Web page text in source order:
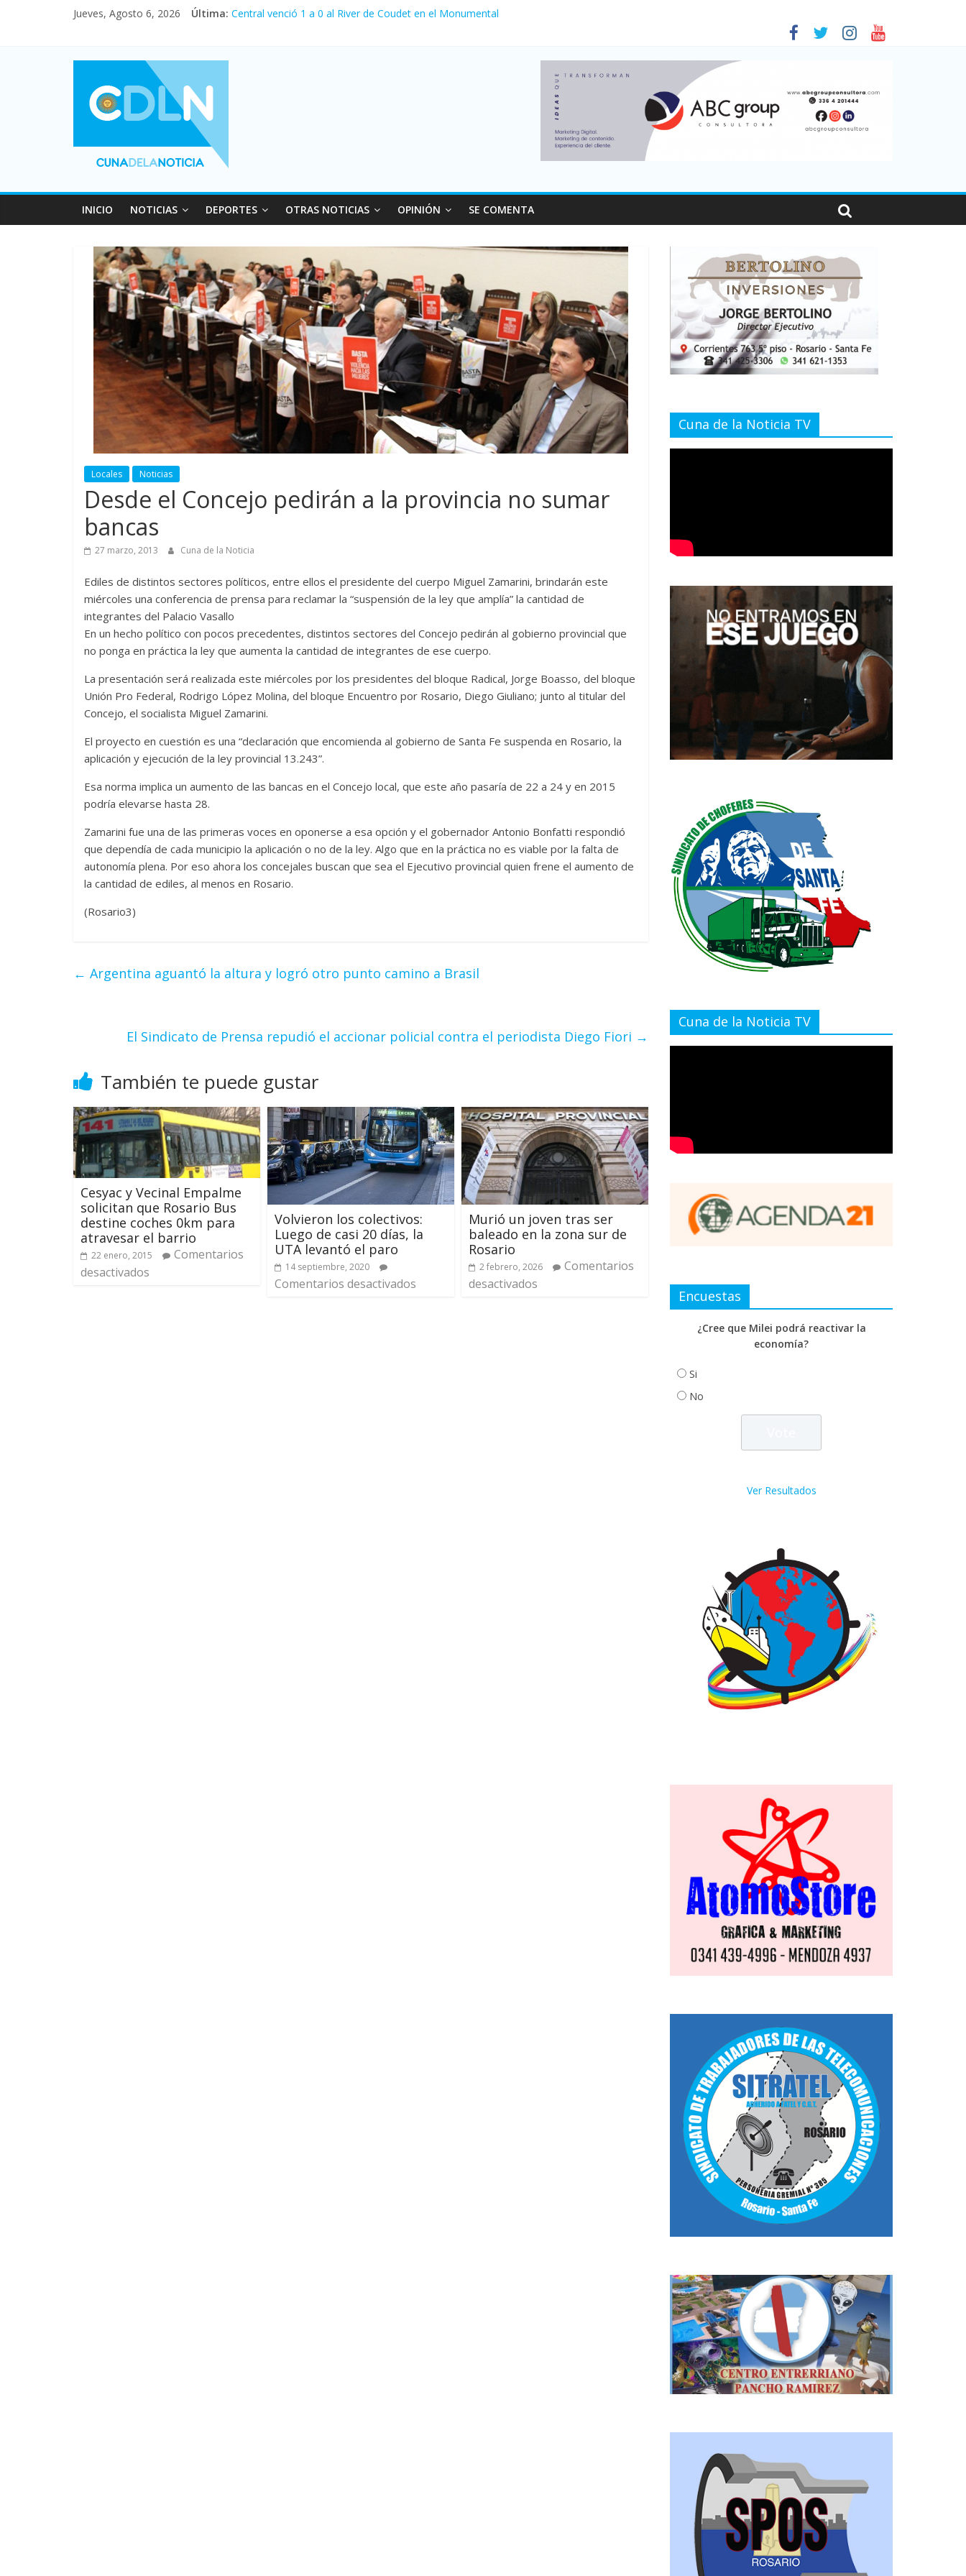
Jueves, Agosto 6, 2026 Última: Central venció 1 a 0 al River de Coudet en el Monumental
Vacaciones de invierno con más movimiento y consumo turístico: 4,6 millones de personas viajaron por el país, un 5,9% más que en 2025
Fuerte caída de la venta de autos usados en julio: bajó un 12,6% interanual
INICIO NOTICIAS DEPORTES OTRAS NOTICIAS OPINIÓN SE COMENTA
Locales Noticias
Desde el Concejo pedirán a la provincia no sumar
bancas
27 marzo, 2013 Cuna de la Noticia
Ediles de distintos sectores políticos, entre ellos el presidente del cuerpo Miguel Zamarini, brindarán este
miércoles una conferencia de prensa para reclamar la “suspensión de la ley que amplía” la cantidad de
integrantes del Palacio Vasallo
En un hecho político con pocos precedentes, distintos sectores del Concejo pedirán al gobierno provincial que
no ponga en práctica la ley que aumenta la cantidad de integrantes de ese cuerpo.
La presentación será realizada este miércoles por los presidentes del bloque Radical, Jorge Boasso, del bloque
Unión Pro Federal, Rodrigo López Molina, del bloque Encuentro por Rosario, Diego Giuliano; junto al titular del
Concejo, el socialista Miguel Zamarini.
El proyecto en cuestión es una “declaración que encomienda al gobierno de Santa Fe suspenda en Rosario, la
aplicación y ejecución de la ley provincial 13.243”.
Esa norma implica un aumento de las bancas en el Concejo local, que este año pasaría de 22 a 24 y en 2015
podría elevarse hasta 28.
Zamarini fue una de las primeras voces en oponerse a esa opción y el gobernador Antonio Bonfatti respondió
que dependía de cada municipio la aplicación o no de la ley. Algo que en la práctica no es viable por la falta de
autonomía plena. Por eso ahora los concejales buscan que sea el Ejecutivo provincial quien frene el aumento de
la cantidad de ediles, al menos en Rosario.
(Rosario3)
← Argentina aguantó la altura y logró otro punto camino a Brasil
El Sindicato de Prensa repudió el accionar policial contra el periodista Diego Fiori →
También te puede gustar
Cesyac y Vecinal Empalme
solicitan que Rosario Bus
destine coches 0km para
atravesar el barrio
22 enero, 2015
Comentarios
desactivados
Volvieron los colectivos:
Luego de casi 20 días, la
UTA levantó el paro
14 septiembre, 2020
Comentarios desactivados
Murió un joven tras ser
baleado en la zona sur de
Rosario
2 febrero, 2026
Comentarios
desactivados
Cuna de la Noticia TV
Cuna de la Noticia TV
Encuestas
¿Cree que Milei podrá reactivar la
economía?
Si
No
Ver Resultados